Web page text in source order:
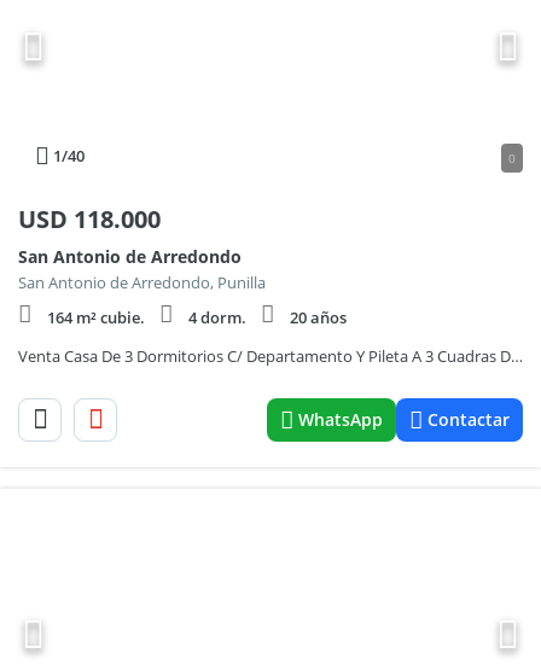
1/40 0
USD 118.000
San Antonio de Arredondo
San Antonio de Arredondo, Punilla
164 m² cubie.
4 dorm.
20 años
Venta Casa De 3 Dormitorios C/ Departamento Y Pileta A 3 Cuadras Del Río En San Antonio De Arredondo
WhatsApp Contactar